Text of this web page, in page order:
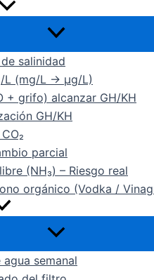
salinidad
L (mg/L → µg/L)
+ grifo) alcanzar GH/KH
GH/KH
parcial
(NH₃) – Riesgo real
orgánico (Vodka /
semanal